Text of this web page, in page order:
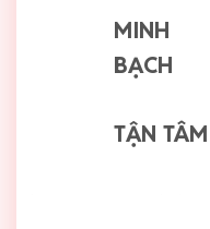
MINH
BẠCH
TẬN TÂM